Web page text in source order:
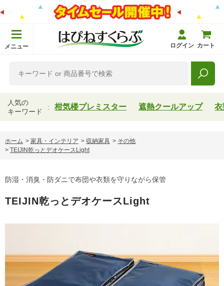
メニュー ログイン カート
人気の
キーワード
柑気楼プレミスター 遮熱クールアップ 衣
ホーム > 家具・インテリア > 収納家具 > その他
> TEIJIN乾っとデオケースLight
防湿・消臭・防ダニで布団や衣類を守りながら保管
TEIJIN乾っとデオケースLight